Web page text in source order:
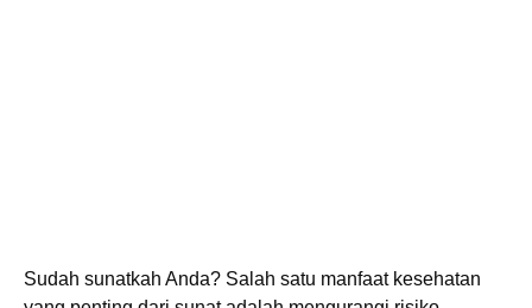
Sudah sunatkah Anda? Salah satu manfaat kesehatan